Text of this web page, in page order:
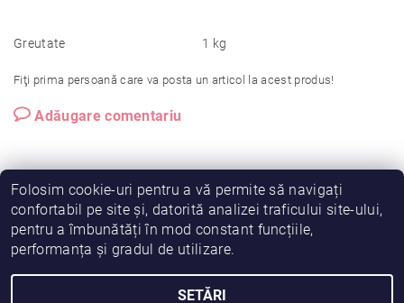
Greutate 1 kg
Fiţi prima persoană care va posta un articol la acest produs!
Adăugare comentariu
Vreau să fiu partener! Termeni și condiții
Prelucrarea datelor
Folosim cookie-uri pentru a vă permite să navigați
confortabil pe site și, datorită analizei traficului site-ului,
pentru a îmbunătăți în mod constant funcțiile,
performanța și gradul de utilizare.
SETĂRI